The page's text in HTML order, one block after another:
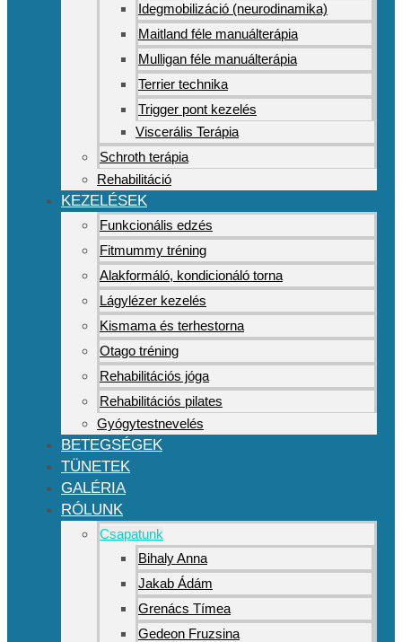
Idegmobilizáció (neurodinamika)
Maitland féle manuálterápia
Mulligan féle manuálterápia
Terrier technika
Trigger pont kezelés
Viscerális Terápia
Schroth terápia
Rehabilitáció
KEZELÉSEK
Funkcionális edzés
Fitmummy tréning
Alakformáló, kondicionáló torna
Lágylézer kezelés
Kismama és terhestorna
Otago tréning
Rehabilitációs jóga
Rehabilitációs pilates
Gyógytestnevelés
BETEGSÉGEK
TÜNETEK
GALÉRIA
RÓLUNK
Csapatunk
Bihaly Anna
Jakab Ádám
Grenács Tímea
Gedeon Fruzsina